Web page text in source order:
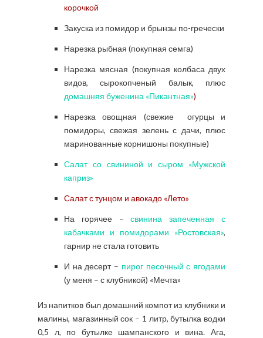
корочкой
Закуска из помидор и брынзы по-гречески
Нарезка рыбная (покупная семга)
Нарезка мясная (покупная колбаса двух
видов, сырокопченый балык, плюс
домашняя буженина «Пикантная»)
Нарезка овощная (свежие
огурцы и
помидоры, свежая зелень с дачи, плюс
маринованные корнишоны покупные)
Салат со свининой и сыром «Мужской
каприз»
Салат с тунцом и авокадо «Лето»
На горячее –свинина запеченная с
кабачками и помидорами «Ростовская»,
гарнир не стала готовить
И на десерт – пирог песочный с ягодами
(у меня – с клубникой) «Мечта»
Из напитков был домашний компот из клубники и
малины, магазинный сок – 1 литр, бутылка водки
0,5 л, по бутылке шампанского и вина. Ага,